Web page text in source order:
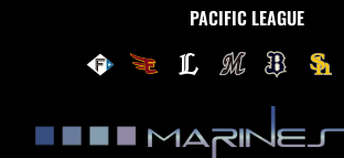
PACIFIC LEAGUE